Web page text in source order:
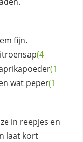
fijn.
(4
(1
wat peper(1
in reepjes en
laat kort